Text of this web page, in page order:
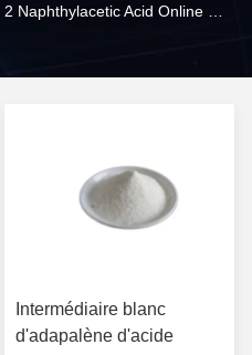
Intermédiaire blanc
d'adapalène d'acide